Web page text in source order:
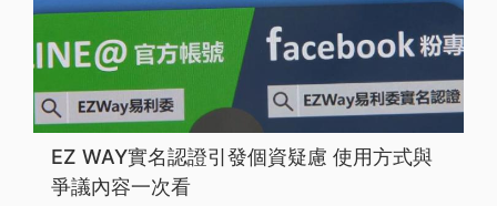
EZ WAY實名認證引發個資疑慮 使用方式與
爭議內容一次看